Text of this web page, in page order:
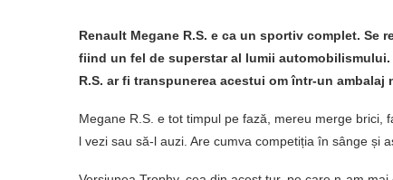
Renault Megane R.S. e ca un sportiv complet.
fiind un fel de superstar al lumii automobilismului.
R.S. ar fi transpunerea acestui om într-un ambalaj
Megane R.S. e tot timpul pe fază, mereu merge brici,
l vezi sau să-l auzi. Are cumva competiția în sânge și